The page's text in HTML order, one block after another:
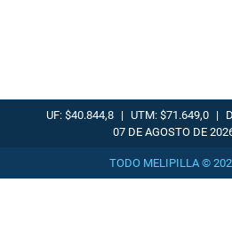
UF: $40.844,8 | UTM: $71.649,0 |
07 DE AGOSTO DE
TODO MELIPILLA ©